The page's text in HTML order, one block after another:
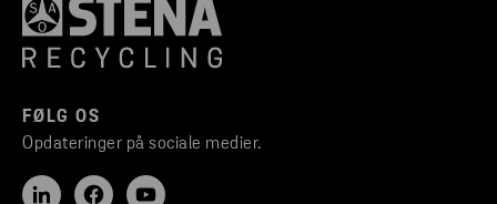
FØLG OS
Opdateringer på sociale medier.